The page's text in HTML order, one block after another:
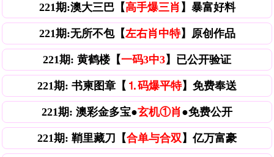
221期:澳大三巴【高手爆三肖 】暴富好料
221期:无所不包【左右肖中特】原创作品
221期: 黄鹤楼【一码3中3】已公开验证
221期: 书柬图章【 ⒈码爆平特】免费奉送
221期: 澳彩金多宝●玄机①肖●免费公开
221期: 鞘里藏刀【合单与合双 】亿万富豪